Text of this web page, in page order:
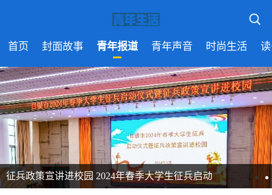
首页 封面故事 青年报道 青年声音 时尚生活
政策宣讲进校园 2024年春季大学生征兵启动